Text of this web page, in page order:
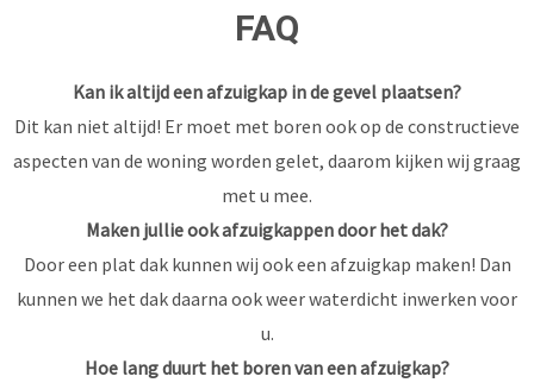
FAQ
Kan ik altijd een afzuigkap in de gevel plaatsen?
Dit kan niet altijd! Er moet met boren ook op de constructieve
aspecten van de woning worden gelet, daarom kijken wij graag
met u mee.
Maken jullie ook afzuigkappen door het dak?
Door een plat dak kunnen wij ook een afzuigkap maken! Dan
kunnen we het dak daarna ook weer waterdicht inwerken voor
u.
Hoe lang duurt het boren van een afzuigkap?